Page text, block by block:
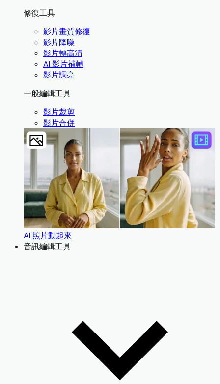
修復工具
影片畫質修復
影片降噪
影片轉高清
AI 影片補幀
影片調亮
一般編輯工具
影片裁剪
影片合併
AI 照片動起來
音訊編輯工具